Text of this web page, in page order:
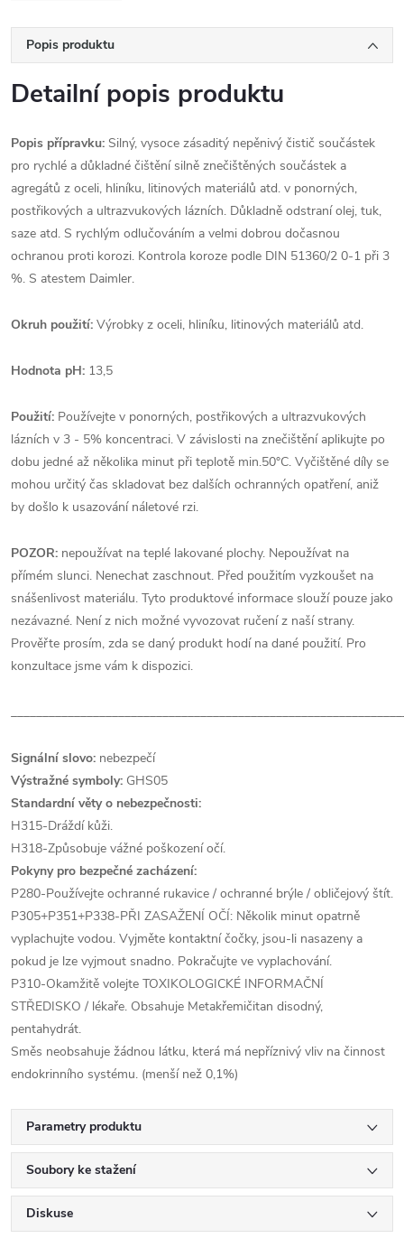
Popis produktu
Detailní popis produktu
Popis přípravku: Silný, vysoce zásaditý nepěnivý čistič součástek
pro rychlé a důkladné čištění silně znečištěných součástek a
agregátů z oceli, hliníku, litinových materiálů atd. v ponorných,
postřikových a ultrazvukových lázních. Důkladně odstraní olej, tuk,
saze atd. S rychlým odlučováním a velmi dobrou dočasnou
ochranou proti korozi. Kontrola koroze podle DIN 51360/2 0-1 při 3
%. S atestem Daimler.
Okruh použití: Výrobky z oceli, hliníku, litinových materiálů atd.
Hodnota pH: 13,5
Použití: Používejte v ponorných, postřikových a ultrazvukových
lázních v 3 - 5% koncentraci. V závislosti na znečištění aplikujte po
dobu jedné až několika minut při teplotě min.50°C. Vyčištěné díly se
mohou určitý čas skladovat bez dalších ochranných opatření, aniž
by došlo k usazování náletové rzi.
POZOR: nepoužívat na teplé lakované plochy. Nepoužívat na
přímém slunci. Nenechat zaschnout. Před použitím vyzkoušet na
snášenlivost materiálu. Tyto produktové informace slouží pouze jako
nezávazné. Není z nich možné vyvozovat ručení z naší strany.
Prověřte prosím, zda se daný produkt hodí na dané použití. Pro
konzultace jsme vám k dispozici.
Signální slovo: nebezpečí
Výstražné symboly: GHS05
Standardní věty o nebezpečnosti:
H315-Dráždí kůži.
H318-Způsobuje vážné poškození očí.
Pokyny pro bezpečné zacházení:
P280-Používejte ochranné rukavice / ochranné brýle / obličejový štít.
P305+P351+P338-PŘI ZASAŽENÍ OČÍ: Několik minut opatrně
vyplachujte vodou. Vyjměte kontaktní čočky, jsou-li nasazeny a
pokud je lze vyjmout snadno. Pokračujte ve vyplachování.
P310-Okamžitě volejte TOXIKOLOGICKÉ INFORMAČNÍ
STŘEDISKO / lékaře. Obsahuje Metakřemičitan disodný,
pentahydrát.
Směs neobsahuje žádnou látku, která má nepříznivý vliv na činnost
endokrinního systému. (menší než 0,1%)
Parametry produktu
Soubory ke stažení
Diskuse